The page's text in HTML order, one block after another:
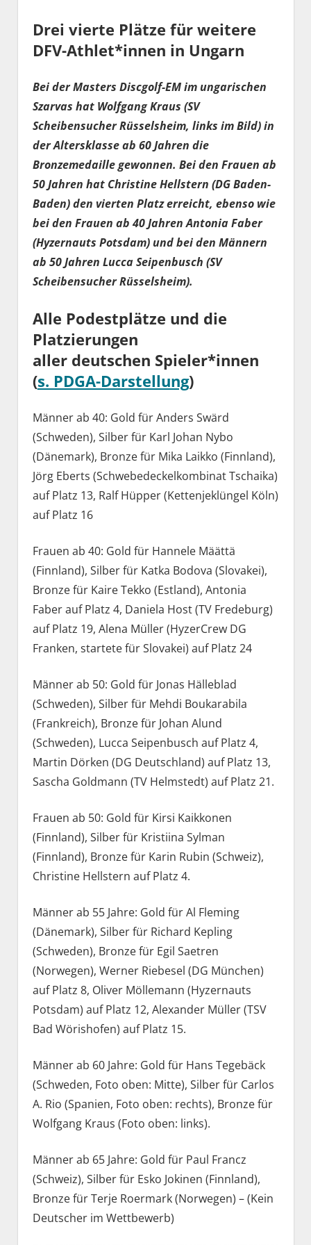
Drei vierte Plätze für weitere
DFV-Athlet*innen in Ungarn
Bei der Masters Discgolf-EM im ungarischen
Szarvas hat Wolfgang Kraus (SV
Scheibensucher Rüsselsheim, links im Bild) in
der Altersklasse ab 60 Jahren die
Bronzemedaille gewonnen. Bei den Frauen ab
50 Jahren hat Christine Hellstern (DG Baden-
Baden) den vierten Platz erreicht, ebenso wie
bei den Frauen ab 40 Jahren Antonia Faber
(Hyzernauts Potsdam) und bei den Männern
ab 50 Jahren Lucca Seipenbusch (SV
Scheibensucher Rüsselsheim).
Alle Podestplätze und die
Platzierungen
aller deutschen Spieler*innen
(s. PDGA-Darstellung)
Männer ab 40: Gold für Anders Swärd
(Schweden), Silber für Karl Johan Nybo
(Dänemark), Bronze für Mika Laikko (Finnland),
Jörg Eberts (Schwebedeckelkombinat Tschaika)
auf Platz 13, Ralf Hüpper (Kettenjeklüngel Köln)
auf Platz 16
Frauen ab 40: Gold für Hannele Määttä
(Finnland), Silber für Katka Bodova (Slovakei),
Bronze für Kaire Tekko (Estland), Antonia
Faber auf Platz 4, Daniela Host (TV Fredeburg)
auf Platz 19, Alena Müller (HyzerCrew DG
Franken, startete für Slovakei) auf Platz 24
Männer ab 50: Gold für Jonas Hälleblad
(Schweden), Silber für Mehdi Boukarabila
(Frankreich), Bronze für Johan Alund
(Schweden), Lucca Seipenbusch auf Platz 4,
Martin Dörken (DG Deutschland) auf Platz 13,
Sascha Goldmann (TV Helmstedt) auf Platz 21.
Frauen ab 50: Gold für Kirsi Kaikkonen
(Finnland), Silber für Kristiina Sylman
(Finnland), Bronze für Karin Rubin (Schweiz),
Christine Hellstern auf Platz 4.
Männer ab 55 Jahre: Gold für Al Fleming
(Dänemark), Silber für Richard Kepling
(Schweden), Bronze für Egil Saetren
(Norwegen), Werner Riebesel (DG München)
auf Platz 8, Oliver Möllemann (Hyzernauts
Potsdam) auf Platz 12, Alexander Müller (TSV
Bad Wörishofen) auf Platz 15.
Männer ab 60 Jahre: Gold für Hans Tegebäck
(Schweden, Foto oben: Mitte), Silber für Carlos
A. Rio (Spanien, Foto oben: rechts), Bronze für
Wolfgang Kraus (Foto oben: links).
Männer ab 65 Jahre: Gold für Paul Francz
(Schweiz), Silber für Esko Jokinen (Finnland),
Bronze für Terje Roermark (Norwegen) – (Kein
Deutscher im Wettbewerb)